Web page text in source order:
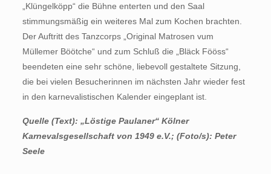
„Klüngelköpp“ die Bühne enterten und den Saal
stimmungsmäßig ein weiteres Mal zum Kochen brachten.
Der Auftritt des Tanzcorps „Original Matrosen vum
Müllemer Böötche“ und zum Schluß die „Bläck Fööss“
beendeten eine sehr schöne, liebevoll gestaltete Sitzung,
die bei vielen Besucherinnen im nächsten Jahr wieder fest
in den karnevalistischen Kalender eingeplant ist.
Quelle (Text): „Löstige Paulaner“ Kölner
Karnevalsgesellschaft von 1949 e.V.; (Foto/s): Peter
Seele